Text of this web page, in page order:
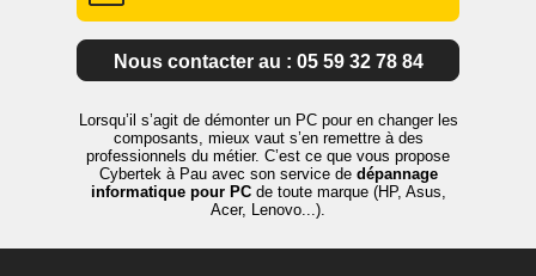
Nous contacter au : 05 59 32 78 84
Lorsqu’il s’agit de démonter un PC pour en changer les
composants, mieux vaut s’en remettre à des
professionnels du métier. C’est ce que vous propose
Cybertek à Pau avec son service de dépannage
informatique pour PCde toute marque (HP, Asus,
Acer, Lenovo...).